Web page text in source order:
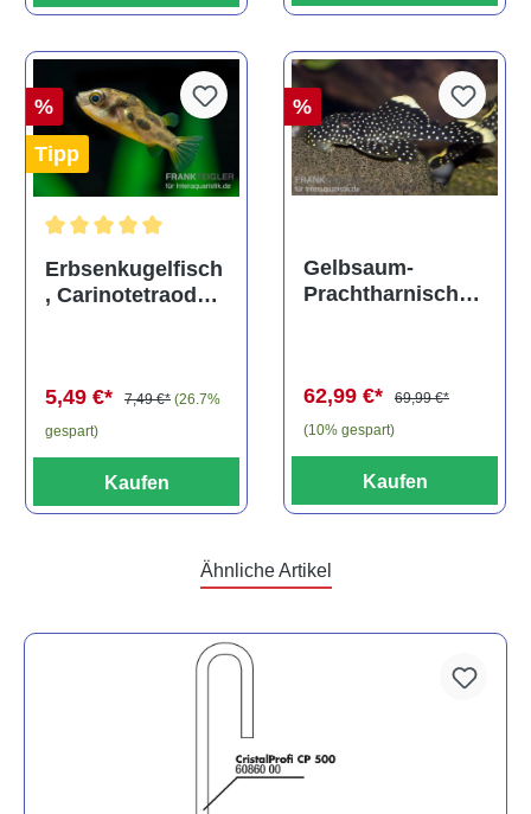
%
Tipp
Durchschnittliche Bewertung von 5 von 5 Sternen
Erbsenkugelfisch
, Carinotetraodon
5,49 €* 7,49 €* (26.7%
gespart)
Kaufen
%
Gelbsaum-
Prachtharnischw
62,99 €*
69,99 €*
(10% gespart)
Kaufen
Ähnliche Artikel